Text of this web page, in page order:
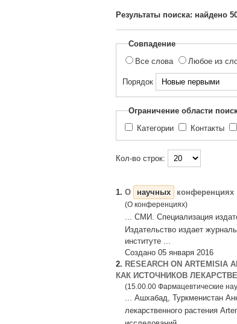
поиска...
Результаты поиска: найдено
Совпадение
Все слова
Любое из
Порядок
Ограничение области
Категории
Контакты
Кол-во строк:
1. О научных конференциях
(О конференциях)
... СМИ. Специализация
Издательство издает
институте ...
Создано 05 января 2016
2. RESEARCH ON ARTEMISIA
КАК ИСТОЧНИКОВ
(15.00.00 Фармацевтические
... Ашхабад, Туркменистан
лекарственного растения